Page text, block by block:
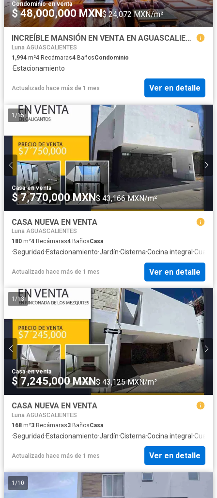
Condominio·en venta
$ 48,000,000 MXN$ 24,072 MXN/m²
INCREÍBLE MANSIÓN EN VENTA EN AGUASCALIENTES
Luna AGUASCALIENTES
1,994 m²4 Recámaras4 BañosCondominio
·Estacionamiento
Actualizado hace más de 1 mes Ver en detalle
1 /15
Casa·en venta
$ 7,770,000 MXN$ 43,166 MXN/m²
CASA NUEVA EN VENTA
Luna AGUASCALIENTES
180 m²4 Recámaras4 BañosCasa
·Seguridad·Estacionamiento·Jardín·Cisterna·Cocina integral ·Cuarto
Actualizado hace más de 1 mes Ver en detalle
1 /13
Casa·en venta
$ 7,245,000 MXN $ 43,125 MXN/m²
CASA NUEVA EN VENTA
Luna AGUASCALIENTES
168 m²3 Recámaras3 BañosCasa
·Seguridad·Estacionamiento·Jardín·Cisterna·Cocina integral ·Cuarto
Actualizado hace más de 1 mes Ver en detalle
1 /10